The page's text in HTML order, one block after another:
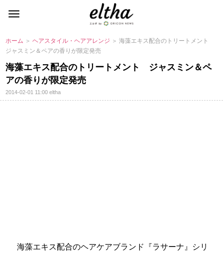
ホーム ＞ヘアスタイル・ヘアアレンジ ＞ 海藻エキス配合のトリートメント
ジャスミン＆ペアの香りが限定発売
海藻エキス配合のトリートメント ジャスミン＆ペ
アの香りが限定発売
2014-02-01 11:00eltha
海藻エキス配合のヘアケアブランド『ラサーナ』シリ